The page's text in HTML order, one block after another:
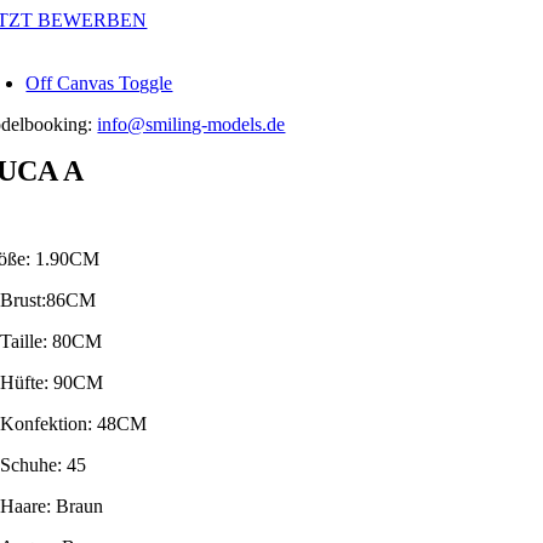
ZumBEWERBEN
Off Canvas Toggle
info@smiling-models.de
A
1.90CM
80CM
90CM
48CM
45
Braun